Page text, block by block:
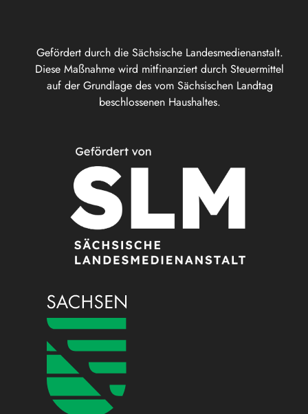
Gefördert durch die Sächsische Landesmedienanstalt.
Diese Maßnahme wird mitfinanziert durch Steuermittel
auf der Grundlage des vom Sächsischen Landtag
beschlossenen Haushaltes.